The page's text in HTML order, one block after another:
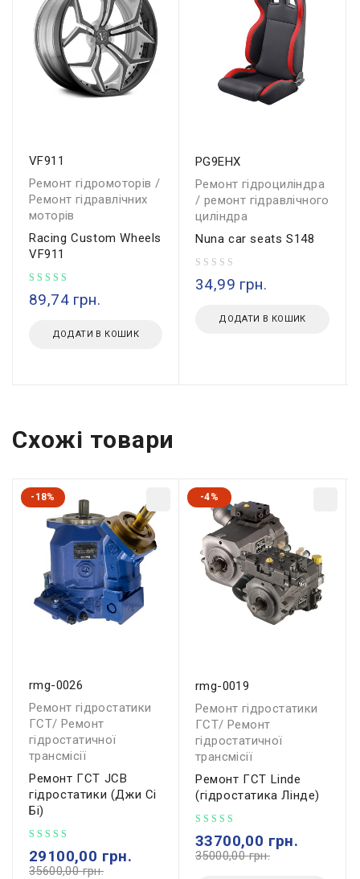
VF911
Ремонт гідромоторів /
Ремонт гідравлічних
моторів
Racing Custom Wheels
VF911
89,74 грн.
ДОДАТИ В КОШИК
PG9EHX
Ремонт гідроциліндра
/ ремонт гідравлічного
циліндра
Nuna car seats S148
34,99 грн.
ДОДАТИ В КОШИК
Схожі товари
-18%
rmg-0026
Ремонт гідростатики
ГСТ/ Ремонт
гідростатичної
трансмісії
Ремонт ГСТ JCB
гідростатики (Джи Сі
Бі)
35600,00грн.
29100,00 грн.
-4%
rmg-0019
Ремонт гідростатики
ГСТ/ Ремонт
гідростатичної
трансмісії
Ремонт ГСТ Linde
(гідростатика Лінде)
35000,00грн.
33700,00 грн.